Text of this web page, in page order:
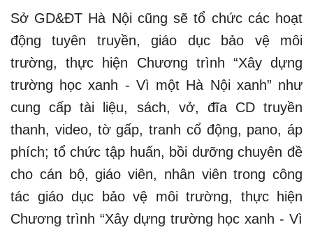
Sở GD&ĐT Hà Nội cũng sẽ tổ chức các hoạt
động tuyên truyền, giáo dục bảo vệ môi
trường, thực hiện Chương trình “Xây dựng
trường học xanh - Vì một Hà Nội xanh” như
cung cấp tài liệu, sách, vở, đĩa CD truyền
thanh, video, tờ gấp, tranh cổ động, pano, áp
phích; tổ chức tập huấn, bồi dưỡng chuyên đề
cho cán bộ, giáo viên, nhân viên trong công
tác giáo dục bảo vệ môi trường, thực hiện
Chương trình “Xây dựng trường học xanh - Vì